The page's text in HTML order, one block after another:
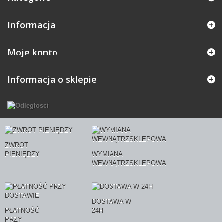
Informacja
Moje konto
Informacja o sklepie
ZWROT
PIENIĘDZY
WYMIANA
WEWNĄTRZSKLEPOWA
PŁATNOŚĆ
PRZY
DOSTAWA W
24H